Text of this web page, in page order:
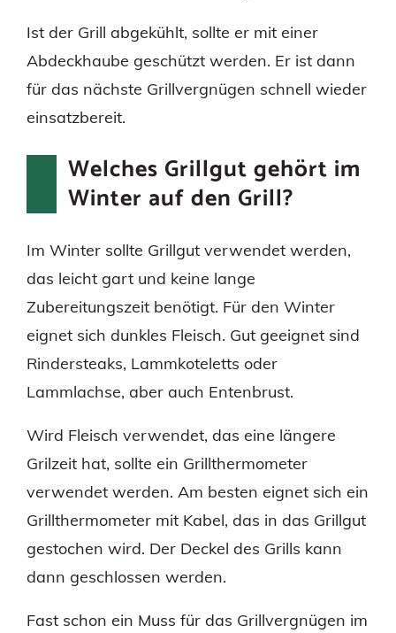
Ist der Grill abgekühlt, sollte er mit einer
Abdeckhaube geschützt werden. Er ist dann
für das nächste Grillvergnügen schnell wieder
einsatzbereit.
Welches Grillgut gehört im
Winter auf den Grill?
Im Winter sollte Grillgut verwendet werden,
das leicht gart und keine lange
Zubereitungszeit benötigt. Für den Winter
eignet sich dunkles Fleisch. Gut geeignet sind
Rindersteaks, Lammkoteletts oder
Lammlachse, aber auch Entenbrust.
Wird Fleisch verwendet, das eine längere
Grilzeit hat, sollte ein Grillthermometer
verwendet werden. Am besten eignet sich ein
Grillthermometer mit Kabel, das in das Grillgut
gestochen wird. Der Deckel des Grills kann
dann geschlossen werden.
Fast schon ein Muss für das Grillvergnügen im